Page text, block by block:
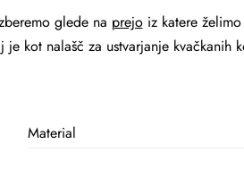
glede na prejoiz katere želimo
je kot nalašč za ustvarjanje kvačkanih
Material